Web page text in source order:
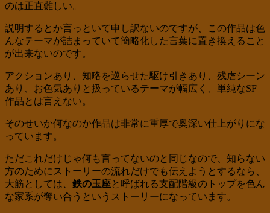
のは正直難しい。
説明するとか言っといて申し訳ないのですが、この作品は色
んなテーマが詰まっていて簡略化した言葉に置き換えること
が出来ないのです。
アクションあり、知略を巡らせた駆け引きあり、残虐シーン
あり、お色気ありと扱っているテーマが幅広く、単純なSF
作品とは言えない。
そのせいか何なのか作品は非常に重厚で奥深い仕上がりにな
っています。
ただこれだけじゃ何も言ってないのと同じなので、知らない
方のためにストーリーの流れだけでも伝えようとするなら、
大筋としては、 鉄の玉座と呼ばれる支配階級のトップを色ん
な家系が奪い合うというストーリーになっています。